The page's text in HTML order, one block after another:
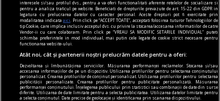
în oraș
Martie este luna concertelor de chitară
În perioada 16-30 martie 2024, Asociația
ChitaraNova vă invită la concertele din cadrul
turneului național „Conciertos para Guitarra”.
interesele si/sau profilul dvs., pentru a va oferi functionalitati aferente retelelor de socializare si
pentru a analiza traficul pe website. Beneficiati de drepturile prevazute de art. 15-22 din GDPR in
legatura cu prelucrarea datelor cu caracter personal. Aceste drepturi pot fi exercitate prin
modalitatea indicataaici
. Prin click pe “ACCEPT TOATE”, acceptati folosirea tuturor Tehnologiilor de
tip Cookie, care implica inclusiv acceptul dvs. cu privire la stocarea/accesarea informatiilor de catre
Vendor-ii cu care colaboram. Prin click pe “VREAU SA MODIFIC SETARILE INDIVIDUAL” puteti
schimba preferintele in mod individual, mai putin cele legate de cookie strict necesare pentru
functionarea website-ului.
Atât noi, cât și partenerii noștri prelucrăm datele pentru a oferi:
Dezvoltarea și îmbunătățirea serviciilor. Măsurarea performanței reclamelor. Stocarea și/sau
accesarea informațiilor de pe un dispozitiv. Utilizarea profilurilor pentru selectarea conținutului
personalizat. Crearea profilurilor de conținut personalizat. Utilizarea profilurilor pentru selectarea
publicității personalizate. Crearea profilurilor pentru publicitate personalizată. Măsurarea
performanței conținutului. Înțelegerea publicului prin statistici sau combinații de date din surse
diferite. Utilizarea de date limitate pentru a selecta publicitatea. Utilizarea datelor limitate pentru
a selecta conținutul. Date precise de geolocație și identificarea prin scanarea dispozitivului.